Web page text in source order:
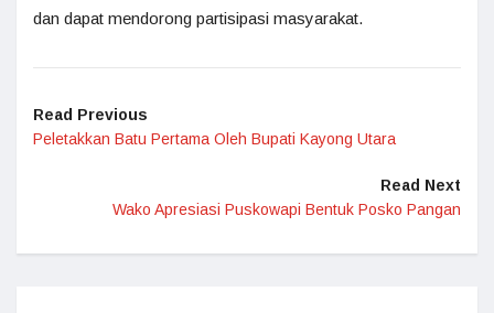
dan dapat mendorong partisipasi masyarakat.
Read Previous
Peletakkan Batu Pertama Oleh Bupati Kayong Utara
Read Next
Wako Apresiasi Puskowapi Bentuk Posko Pangan